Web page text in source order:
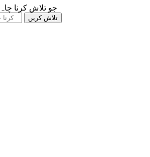
جو تلاش کرنا